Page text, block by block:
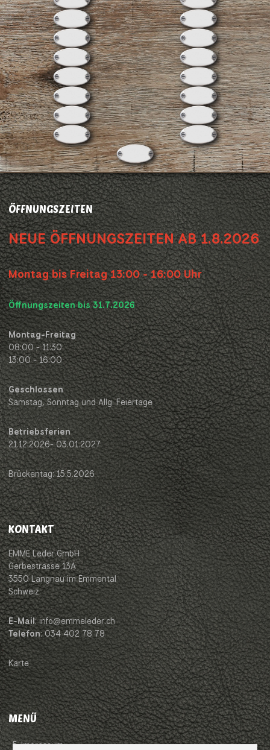
ÖFFNUNGSZEITEN
NEUE ÖFFNUNGSZEITEN AB 1.8.2026
Montag bis Freitag 13:00 - 16:00 Uhr
Öffnungszeiten bis 31.7.2026
Montag-Freitag
08:00 - 11:30
13:00 - 16:00
Geschlossen
Samstag, Sonntag und Allg. Feiertage
Betriebsferien
21.12.2026- 03.01.2027
Brückentag: 15.5.2026
KONTAKT
EMME Leder GmbH
Gerbestrasse 13A
3550 Langnau im Emmental
Schweiz
E-Mail: info@emmeleder.ch
Telefon: 034 402 78 78
Karte
MENÜ
Impressum